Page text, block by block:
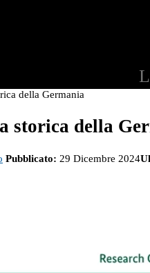
della Germania
storica della
Pubblicato: 29 Dicembre 2024